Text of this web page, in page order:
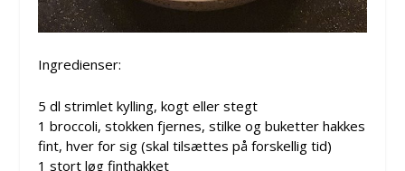
Ingredienser:
5 dl strimlet kylling, kogt eller stegt
1 broccoli, stokken fjernes, stilke og buketter hakkes
fint, hver for sig (skal tilsættes på forskellig tid)
1 stort løg finthakket